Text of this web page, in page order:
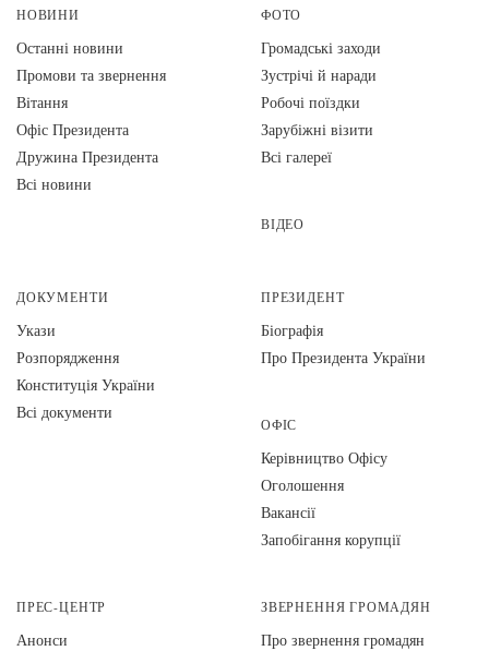
НОВИНИ
Останні новини
Промови та звернення
Вiтання
Офіс Президента
Дружина Президента
Всі новини
ФОТО
Громадські заходи
Зустрічі й наради
Робочі поїздки
Зарубіжні візити
Всі галереї
ВІДЕО
ДОКУМЕНТИ
Укази
Розпорядження
Конституція України
Всі документи
ПРЕЗИДЕНТ
Біографія
Про Президента України
ОФІС
Керівництво Офісу
Оголошення
Вакансії
Запобігання корупції
ПРЕС-ЦЕНТР
Анонси
ЗВЕРНЕННЯ ГРОМАДЯН
Про звернення громадян